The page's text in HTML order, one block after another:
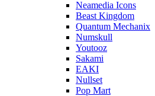
Neamedia Icons
Beast Kingdom
Quantum Mechanix
Numskull
Youtooz
Sakami
EAKI
Nullset
Pop Mart